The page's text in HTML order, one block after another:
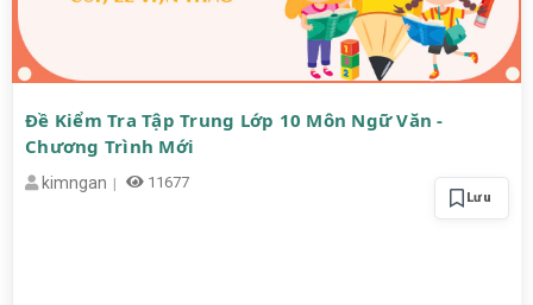
Đề Kiểm Tra Tập Trung Lớp 10 Môn Ngữ Văn -
Chương Trình Mới
kimngan 11677
Lưu